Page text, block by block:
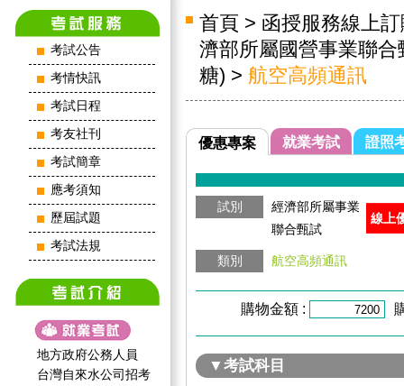
考試公告
考情快訊
考試日程
考友社刊
考試簡章
應考須知
歷屆試題
考試法規
地方政府公務人員
台灣自來水公司招考
首頁 > 函授服務線上
濟部所屬國營事業聯
糖) > 航空高頻通訊
優惠專案 就業考試 證照
試別
經濟部所屬事業
聯合甄試
類別 航空高頻通訊
線上
購物金額 :
▼考試科目